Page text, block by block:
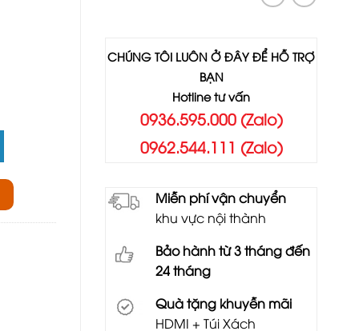
CHÚNG TÔI LUÔN Ở ĐÂY ĐỂ HỖ TRỢ
BẠN
Hotline tư vấn
0936.595.000 (Zalo)
0962.544.111 (Zalo)
Miễn phí vận chuyển
khu vực nội thành
Bảo hành từ 3 tháng đến
24 tháng
Quà tặng khuyễn mãi
HDMI + Túi Xách